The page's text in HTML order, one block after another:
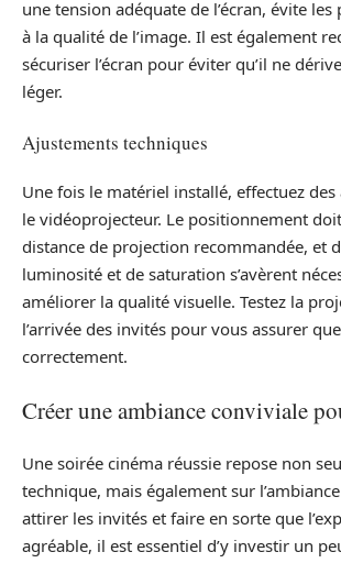
une tension adéquate de l’écran, évite
à la qualité de l’image. Il est également
sécuriser l’écran pour éviter qu’il ne
léger.
Ajustements techniques
Une fois le matériel installé, effectuez
le vidéoprojecteur. Le positionnement
distance de projection recommandée, et
luminosité et de saturation s’avèrent
améliorer la qualité visuelle. Testez la
l’arrivée des invités pour vous assurer
correctement.
Créer une ambiance conviviale
Une soirée cinéma réussie repose non
technique, mais également sur
attirer les invités et faire en sorte que
agréable, il est essentiel d’y investir un